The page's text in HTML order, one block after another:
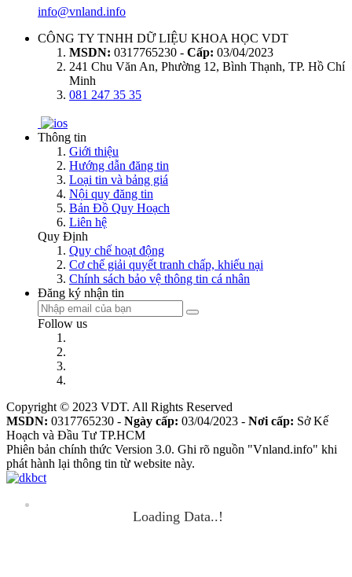
info@vnland.info
CÔNG TY TNHH DỮ LIỆU KHOA HỌC VDT
MSDN: 0317765230 - Cấp: 03/04/2023
241 Chu Văn An, Phường 12, Bình Thạnh, TP. Hồ Chí
Minh
081 247 35 35
Thông tin
Giới thiệu
Hướng dẫn đăng tin
Loại tin và bảng giá
Nội quy đăng tin
Bản Đồ Quy Hoạch
Liên hệ
Quy Định
Quy chế hoạt động
Cơ chế giải quyết tranh chấp, khiếu nại
Chính sách bảo vệ thông tin cá nhân
Đăng ký nhận tin
Follow us
Copyright © 2023 VDT. All Rights Reserved
MSDN: 0317765230 - Ngày cấp: 03/04/2023 - Nơi cấp: Sở Kế
Hoạch và Đầu Tư TP.HCM
Phiên bản chính thức Version 3.0. Ghi rõ nguồn "Vnland.info" khi
phát hành lại thông tin từ website này.
Loading Data..!